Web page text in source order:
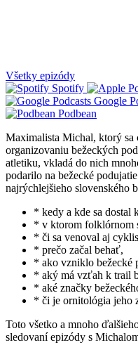
Všetky epizódy
Spotify
Google
Podbean
Maximalista Michal, ktorý sa
organizovaniu bežeckých
atletiku, vkladá do nich
podarilo na bežecké
najrýchlejšieho slovenského
* kedy a kde sa dostal
* v ktorom folklórnom
* či sa venoval aj
* prečo začal behať,
* ako vzniklo
* aký má vzťah k trail
* aké značky
* či je ornitológia jeho
Toto všetko a mnoho
sledovaní epizódy s